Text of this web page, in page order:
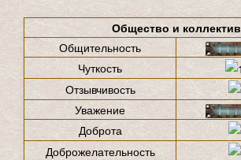
Общество и коллектив
Общительность
Чуткость
Отзывчивость
Уважение
Доброта
Доброжелательность